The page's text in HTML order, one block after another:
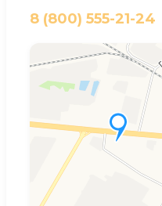
8 (800) 555-21-24